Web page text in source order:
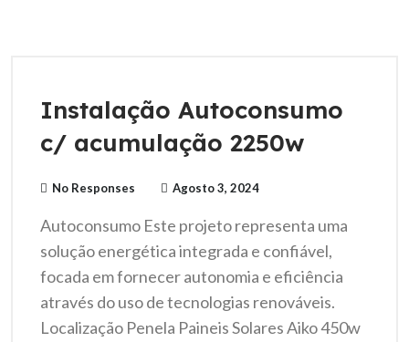
Instalação Autoconsumo
c/ acumulação 2250w
No Responses Agosto 3, 2024
Autoconsumo Este projeto representa uma
solução energética integrada e confiável,
focada em fornecer autonomia e eficiência
através do uso de tecnologias renováveis.
Localização Penela Paineis Solares Aiko 450w